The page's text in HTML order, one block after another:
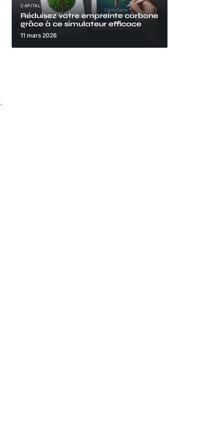
CAPITAL
Réduisez votre empreinte carbone
grâce à ce simulateur efficace
11 mars 2026